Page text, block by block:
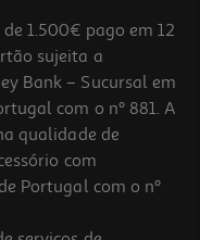
1.500€ pago em 12
sujeita a
Bank – Sucursal em
com o nº 881. A
qualidade de
com
Portugal com o nº